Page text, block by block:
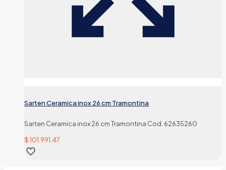
Sarten Ceramica inox 26 cm Tramontina
Sarten Ceramica inox 26 cm Tramontina Cod. 62635260
$101.991,47